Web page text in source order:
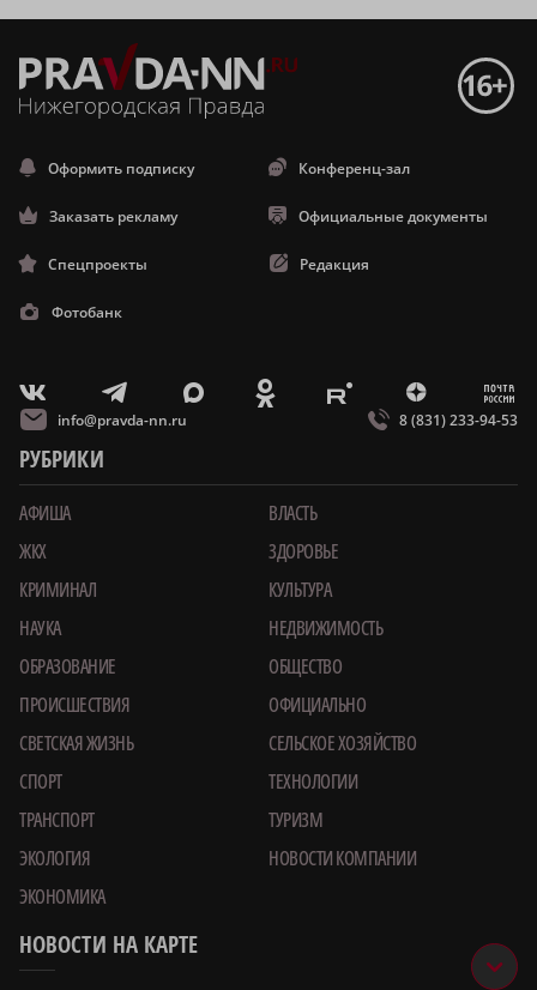
Оформить подписку Конференц-зал
Заказать рекламу Официальные документы
Спецпроекты Редакция
Фотобанк
V T X O E Z m
info@pravda-nn.ru 8 (831) 233-94-53
РУБРИКИ
АФИША
ВЛАСТЬ
ЖКХ
ЗДОРОВЬЕ
КРИМИНАЛ
КУЛЬТУРА
НАУКА
НЕДВИЖИМОСТЬ
ОБРАЗОВАНИЕ
ОБЩЕСТВО
ПРОИСШЕСТВИЯ
ОФИЦИАЛЬНО
СВЕТСКАЯ ЖИЗНЬ
СЕЛЬСКОЕ ХОЗЯЙСТВО
СПОРТ
ТЕХНОЛОГИИ
ТРАНСПОРТ
ТУРИЗМ
ЭКОЛОГИЯ
НОВОСТИ КОМПАНИИ
ЭКОНОМИКА
НОВОСТИ НА КАРТЕ